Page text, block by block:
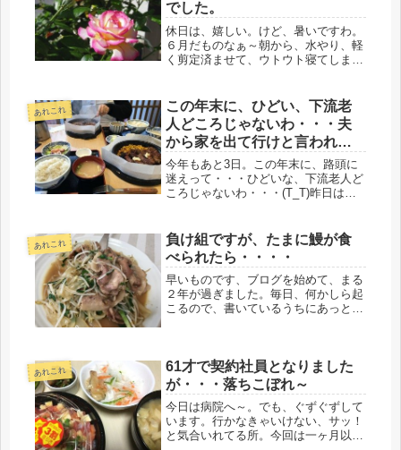
でした。
休日は、嬉しい。けど、暑いですわ。
６月だものなぁ～朝から、水やり、軽
く剪定済ませて、ウトウト寝てしま
先への、休みの届け、さてどうしたも
のか、まだ有給もないぞ、と思ってい
たけ...
あれこれ
この年末に、ひどい、下流老
人どころじゃないわ・・・夫
から家を出て行けと言われ
る。
今年もあと3日。この年末に、路頭に
迷えって・・・ひどいな、下流老人ど
ころじゃないわ・・・(T_T)昨日は自
いで給与計算し、タカちゃんに給与を
渡す日だった。零細企業の自...
あれこれ
負け組ですが、たまに鰻が食
べられたら・・・・
早いものです、ブログを始めて、まる
２年が過ぎました。毎日、何かしら起
こるので、書いているうちにあっとい
居たけど、60才の誕生日と同時...
あれこれ
61才で契約社員となりました
が・・・落ちこぼれ～
今日は病院へ～。でも、ぐずぐずして
います。行かなきゃいけない、サッ！
と気合いれてる所。今回は一ヶ月以上